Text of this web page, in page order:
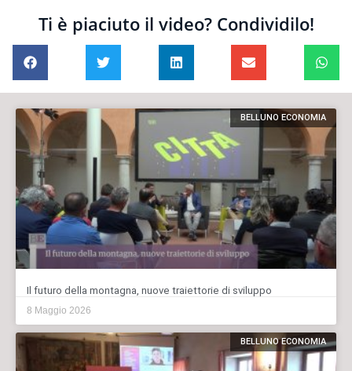
Ti è piaciuto il video? Condividilo!
BELLUNO ECONOMIA
Il futuro della montagna, nuove traiettorie di sviluppo
8 Maggio 2026
BELLUNO ECONOMIA